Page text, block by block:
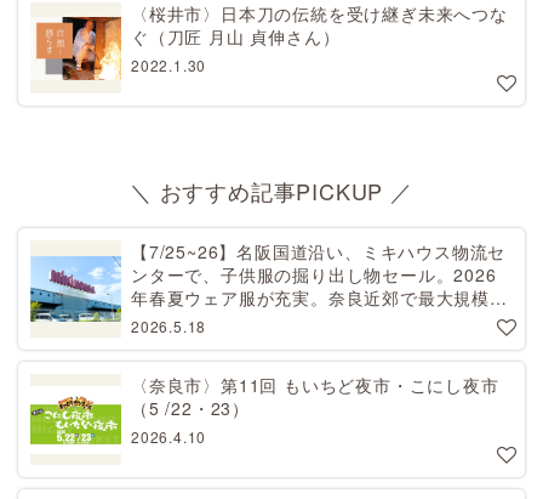
〈桜井市〉日本刀の伝統を受け継ぎ未来へつな
ぐ（刀匠 月山 貞伸さん）
2022.1.30
＼ おすすめ記事PICKUP ／
【7/25~26】名阪国道沿い、ミキハウス物流セ
ンターで、子供服の掘り出し物セール。2026
年春夏ウェア服が充実。奈良近郊で最大規模！
天理から27分[PR]
2026.5.18
〈奈良市〉第11回 もいちど夜市・こにし夜市
（5 /22・23）
2026.4.10